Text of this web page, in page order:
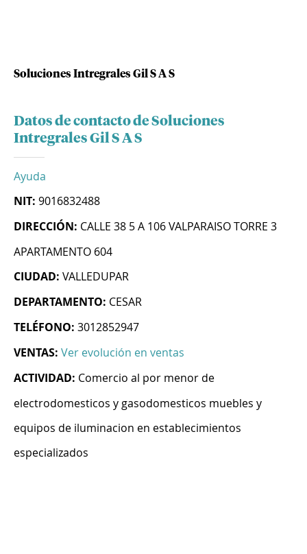
Soluciones Intregrales Gil S A S
Datos de contacto de Soluciones
Intregrales Gil S A S
Ayuda
NIT: 9016832488
DIRECCIÓN: CALLE 38 5 A 106 VALPARAISO TORRE 3
APARTAMENTO 604
CIUDAD: VALLEDUPAR
DEPARTAMENTO: CESAR
TELÉFONO: 3012852947
VENTAS: Ver evolución en ventas
ACTIVIDAD: Comercio al por menor de
electrodomesticos y gasodomesticos muebles y
equipos de iluminacion en establecimientos
especializados